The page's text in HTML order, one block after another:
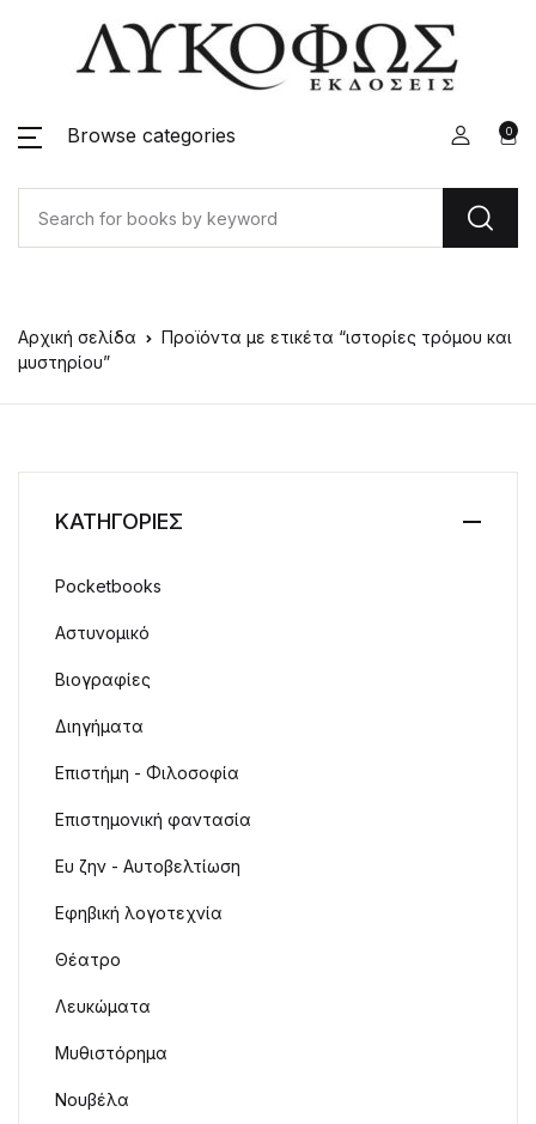
Browse categories 0
Αρχική σελίδα
Προϊόντα με ετικέτα “ιστορίες τρόμου και
μυστηρίου”
ΚΑΤΗΓΟΡΙΕΣ
Pocketbooks
Αστυνομικό
Βιογραφίες
Διηγήματα
Επιστήμη - Φιλοσοφία
Επιστημονική φαντασία
Ευ ζην - Αυτοβελτίωση
Εφηβική λογοτεχνία
Θέατρο
Λευκώματα
Μυθιστόρημα
Νουβέλα